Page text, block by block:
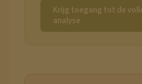
Krijg toegang tot de
analyse